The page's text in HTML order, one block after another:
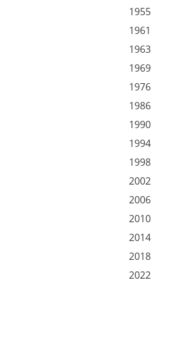
1955
1961
1963
1969
1976
1986
1990
1994
1998
2002
2006
2010
2014
2018
2022